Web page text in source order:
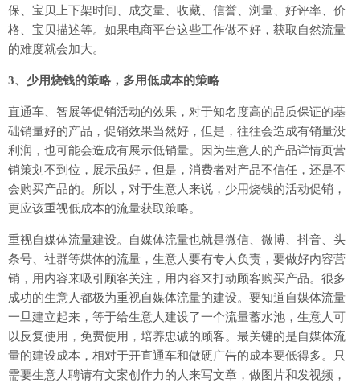
保、宝贝上下架时间、成交量、收藏、信誉、浏量、好评率、价
格、宝贝描述等。如果电商平台这些工作做不好，获取自然流量
的难度就会加大。
3、少用烧钱的策略，多用低成本的策略
直通车、智展等促销活动的效果，对于知名度高的品质保证的基
础销量好的产品，促销效果当然好，但是，往往会造成有销量没
利润，也可能会造成有展示低销量。因为生意人的产品详情页营
销策划不到位，展示虽好，但是，消费者对产品不信任，还是不
会购买产品的。所以，对于生意人来说，少用烧钱的活动促销，
更应该重视低成本的流量获取策略。
重视自媒体流量建设。自媒体流量也就是微信、微博、抖音、头
条号、社群等媒体的流量，生意人要有专人负责，要做好内容营
销，用内容来吸引顾客关注，用内容来打动顾客购买产品。很多
成功的生意人都极为重视自媒体流量的建设。要知道自媒体流量
一旦建立起来，等于给生意人建设了一个流量蓄水池，生意人可
以反复使用，免费使用，培养忠诚的顾客。最关键的是自媒体流
量的建设成本，相对于开直通车和做硬广告的成本要低得多。只
需要生意人聘请有文案创作力的人来写文章，做图片和发视频，